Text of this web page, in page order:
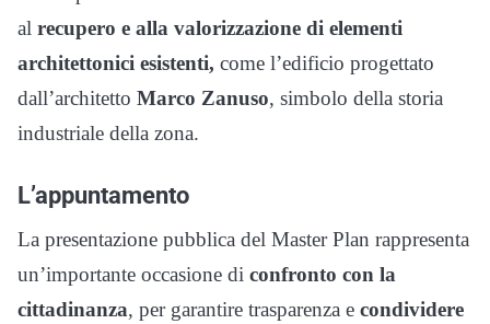
al recupero e alla valorizzazione di elementi
architettonici esistenti, come l’edificio progettato
dall’architetto Marco Zanuso, simbolo della storia
industriale della zona.
L’appuntamento
La presentazione pubblica del Master Plan rappresenta
un’importante occasione di confronto con la
cittadinanza, per garantire trasparenza e condividere